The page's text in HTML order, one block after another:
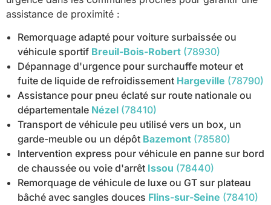
assistance de proximité :
Remorquage adapté pour voiture surbaissée ou
véhicule sportif Breuil-Bois-Robert (78930)
Dépannage d'urgence pour surchauffe moteur et
fuite de liquide de refroidissement Hargeville (78790)
Assistance pour pneu éclaté sur route nationale ou
départementale Nézel (78410)
Transport de véhicule peu utilisé vers un box, un
garde-meuble ou un dépôt Bazemont (78580)
Intervention express pour véhicule en panne sur bord
de chaussée ou voie d'arrêt Issou (78440)
Remorquage de véhicule de luxe ou GT sur plateau
bâché avec sangles douces Flins-sur-Seine (78410)